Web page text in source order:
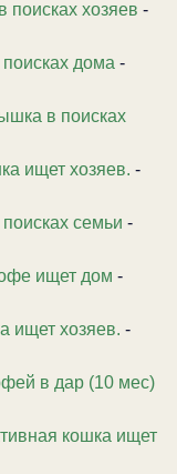
поисках хозяев -
дома -
в поисках
ищет хозяев. -
семьи -
ищет дом -
ищет хозяев. -
в дар (10 мес)
кошка ищет